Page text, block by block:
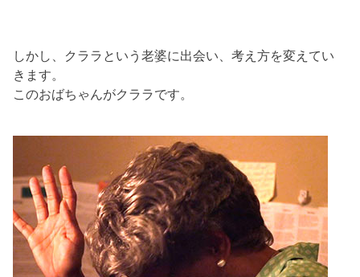
しかし、クララという老婆に出会い、考え方を変えてい
きます。
このおばちゃんがクララです。